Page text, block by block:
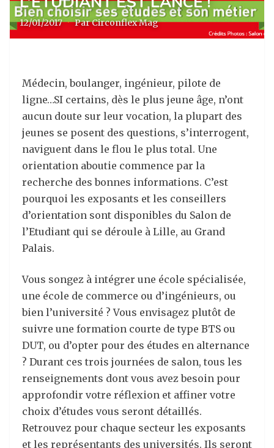
12/01/2017 · Par Circonflex Mag
Médecin, boulanger, ingénieur, pilote de
ligne…SI certains, dès le plus jeune âge, n’ont
aucun doute sur leur vocation, la plupart des
jeunes se posent des questions, s’interrogent,
naviguent dans le flou le plus total. Une
orientation aboutie commence par la
recherche des bonnes informations. C’est
pourquoi les exposants et les conseillers
d’orientation sont disponibles du Salon de
l’Etudiant qui se déroule à Lille, au Grand
Palais.
Vous songez à intégrer une école spécialisée,
une école de commerce ou d’ingénieurs, ou
bien l’université ? Vous envisagez plutôt de
suivre une formation courte de type BTS ou
DUT, ou d’opter pour des études en alternance
? Durant ces trois journées de salon, tous les
renseignements dont vous avez besoin pour
approfondir votre réflexion et affiner votre
choix d’études vous seront détaillés.
Retrouvez pour chaque secteur les exposants
et les représentants des universités. Ils seront